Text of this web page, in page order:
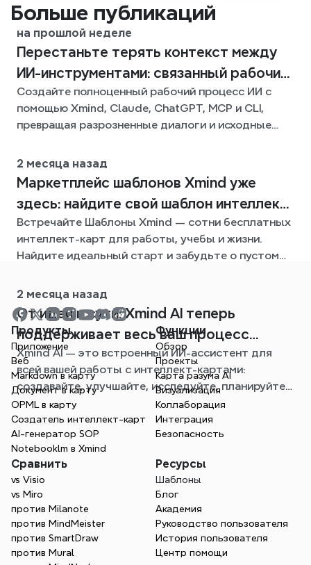
Больше публикаций
на прошлой неделе
Перестаньте терять контекст между
ИИ-инструментами: связанный рабочий
процесс с Xmind
Создайте полноценный рабочий процесс ИИ с
помощью Xmind, Claude, ChatGPT, MCP и CLI,
превращая разрозненные диалоги и исходные
карты.
2 месяца назад
Mаpкетплейс шаблонов Xmind уже
здесь: найдите свой шаблон интеллект-
карты для любой ситуации
Встречайте Шаблоны Xmind — сотни бесплатных
интеллект-карт для работы, учебы и жизни.
Найдите идеальный старт и забудьте о пустом
2 месяца назад
От идеи к сути: Xmind AI теперь
поддерживает весь ваш процесс
создания интеллект-карт
Xmind AI — это встроенный ИИ-ассистент для
всей вашей работы с интеллект-картами:
создавайте, улучшайте, исследуйте, планируйте и
экспортируйте, не выходя из вашей карты.
Продукты
Приложение
Веб
Markdown в карту
Документ в карту
OPML в карту
Создатель интеллект-карт
AI-генератор SOP
Notebooklm в Xmind
Функции
Обзор
Проекты
Карта разума AI
Визуализация
Коллаборация
Интеграция
Безопасность
Сравнить
vs Visio
vs Miro
против Milanote
против MindMeister
против SmartDraw
против Mural
Ресурсы
Шаблоны
Блог
Академия
Руководство пользователя
История пользователя
Центр помощи